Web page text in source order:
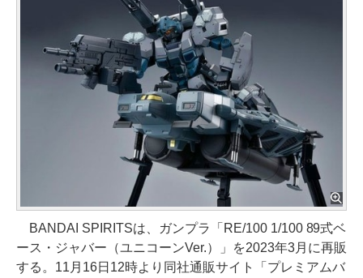
BANDAI SPIRITSは、ガンプラ「RE/100 1/100 89式ベ
ース・ジャバー（ユニコーンVer.）」を2023年3月に再販
する。11月16日12時より同社通販サイト「プレミアムバ